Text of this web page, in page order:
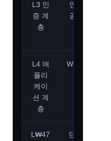
L3 인
증 계
층
인증 성
공/실패
L4 애
플리
케이
션 계
층
Web/API
L₩47
단말·서